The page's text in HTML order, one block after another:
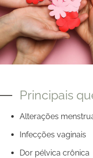
Principais
Alterações
Infecções vaginais
Dor pélvica crônica